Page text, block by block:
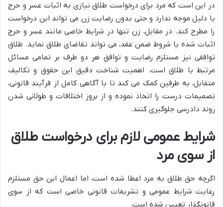
در این است که مرد برای درخواست طلاق نیازی به اثبات عسر و حرج
یا دلیل موجه ندارد و حتی بدون رضایت زن می تواند این درخواست
را مطرح کند. در مقابل، زن تنها در شرایط خاصی مانند عسر و حرج
اثبات شده یا شروط ضمن عقد، می تواند تقاضای طلاق نماید. طلاق
توافقی نیز مستلزم رضایت و توافق هر دو طرف بر تمامی مسائل
مرتبط با طلاق است. اهمیت شناخت دقیق این حقوق و تکالیف
متقابل، به طرفین کمک می کند تا با آگاهی کامل از فرآیند قانونی،
تصمیمات درست را اتخاذ نموده و از بروز اختلافات و طولانی شدن
روند دادرسی جلوگیری کنند.
شرایط عمومی لازم برای درخواست طلاق
از سوی مرد
اگرچه حق طلاق به مرد اعطا شده است، اما اعمال این حق مستلزم
رعایت شرایط عمومی و تشریفات قانونی خاصی است که از سوی
قانونگذار تعیین شده است.